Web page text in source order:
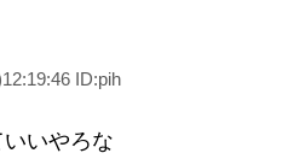
ID:pih
いやろな